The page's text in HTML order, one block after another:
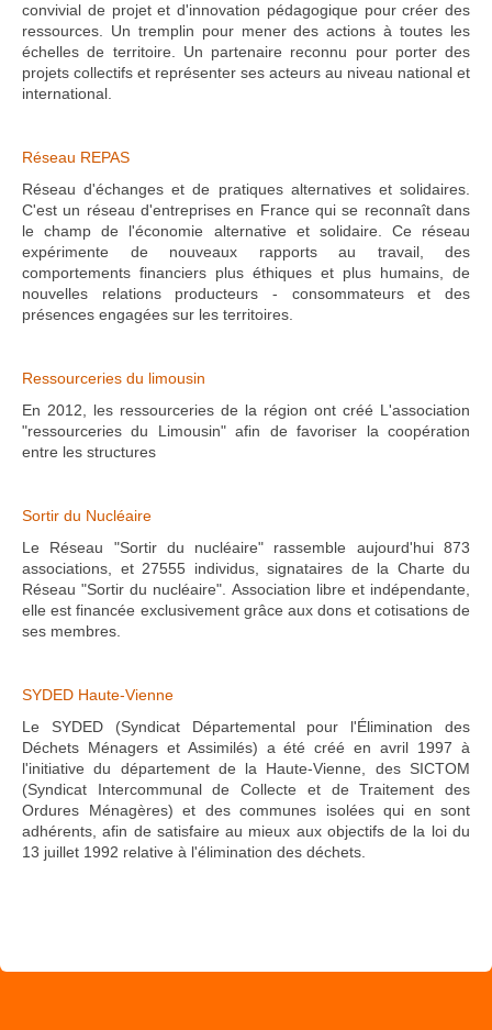
convivial de projet et d'innovation pédagogique pour créer des
ressources. Un tremplin pour mener des actions à toutes les
échelles de territoire. Un partenaire reconnu pour porter des
projets collectifs et représenter ses acteurs au niveau national et
international.
Réseau REPAS
Réseau d'échanges et de pratiques alternatives et solidaires.
C'est un réseau d'entreprises en France qui se reconnaît dans
le champ de l'économie alternative et solidaire. Ce réseau
expérimente de nouveaux rapports au travail, des
comportements financiers plus éthiques et plus humains, de
nouvelles relations producteurs - consommateurs et des
présences engagées sur les territoires.
Ressourceries du limousin
En 2012, les ressourceries de la région ont créé L'association
"ressourceries du Limousin" afin de favoriser la coopération
entre les structures
Sortir du Nucléaire
Le Réseau "Sortir du nucléaire" rassemble aujourd'hui 873
associations, et 27555 individus, signataires de la Charte du
Réseau "Sortir du nucléaire". Association libre et indépendante,
elle est financée exclusivement grâce aux dons et cotisations de
ses membres.
SYDED Haute-Vienne
Le SYDED (Syndicat Départemental pour l'Élimination des
Déchets Ménagers et Assimilés) a été créé en avril 1997 à
l'initiative du département de la Haute-Vienne, des SICTOM
(Syndicat Intercommunal de Collecte et de Traitement des
Ordures Ménagères) et des communes isolées qui en sont
adhérents, afin de satisfaire au mieux aux objectifs de la loi du
13 juillet 1992 relative à l'élimination des déchets.